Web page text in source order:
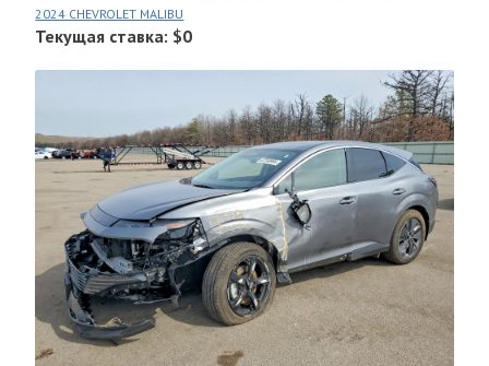
2024 CHEVROLET MALIBU
Текущая ставка: $0